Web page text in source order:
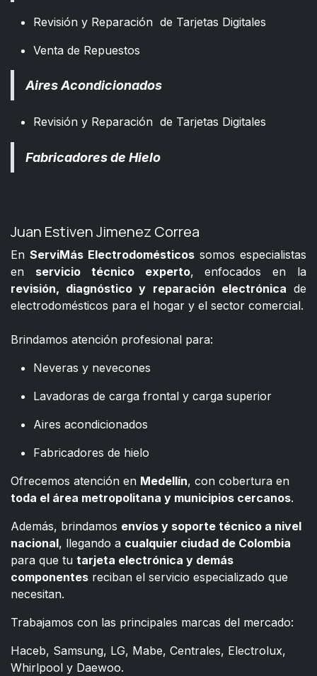
Revisión y Reparación de Tarjetas Digitales
Venta de Repuestos
Aires Acondicionados
Revisión y Reparación de Tarjetas Digitales
Fabricadores de Hielo
Juan Estiven Jimenez Correa
En ServiMás Electrodomésticos somos especialistas
en servicio técnico experto, enfocados en la
revisión, diagnóstico y reparación electrónica de
electrodomésticos para el hogar y el sector comercial.
Brindamos atención profesional para:
Neveras y nevecones
Lavadoras de carga frontal y carga superior
Aires acondicionados
Fabricadores de hielo
Ofrecemos atención en Medellín, con cobertura en
toda el área metropolitana y municipios cercanos.
Además, brindamos envíos y soporte técnico a nivel
nacional, llegando a cualquier ciudad de Colombia
para que tu tarjeta electrónica y demás
componentes reciban el servicio especializado que
necesitan.
Trabajamos con las principales marcas del mercado:
Haceb, Samsung, LG, Mabe, Centrales, Electrolux,
Whirlpool y Daewoo.